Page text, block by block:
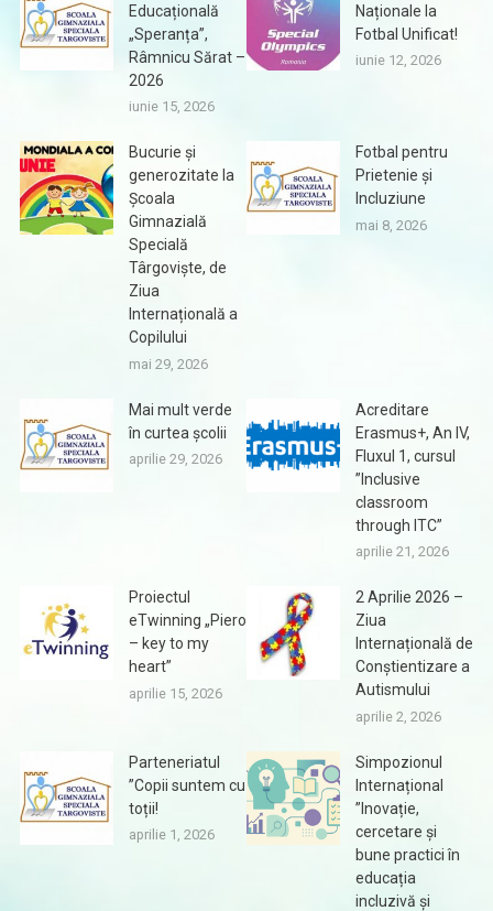
Educațională
„Speranța”,
Râmnicu Sărat –
2026
iunie 15, 2026
Naționale la
Fotbal Unificat!
iunie 12, 2026
Bucurie și
generozitate la
Școala
Gimnazială
Specială
Târgoviște, de
Ziua
Internațională a
Copilului
mai 29, 2026
Fotbal pentru
Prietenie și
Incluziune
mai 8, 2026
Mai mult verde
în curtea școlii
aprilie 29, 2026
Acreditare
Erasmus+, An IV,
Fluxul 1, cursul
”Inclusive
classroom
through ITC”
aprilie 21, 2026
Proiectul
eTwinning „Piero
– key to my
heart”
aprilie 15, 2026
2 Aprilie 2026 –
Ziua
Internațională de
Conștientizare a
Autismului
aprilie 2, 2026
Parteneriatul
”Copii suntem cu
toții!
aprilie 1, 2026
Simpozionul
Internațional
”Inovație,
cercetare și
bune practici în
educația
incluzivă și